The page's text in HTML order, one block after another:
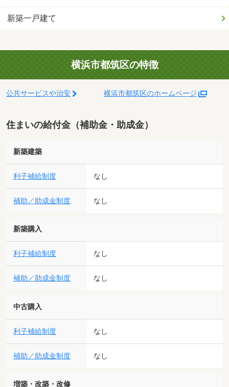
新築一戸建て
横浜市都筑区の特徴
公共サービスや治安 横浜市都筑区のホームページ
住まいの給付金（補助金・助成金）
新築建築
利子補給制度 なし
補助／助成金制度 なし
新築購入
利子補給制度 なし
補助／助成金制度 なし
中古購入
利子補給制度 なし
補助／助成金制度 なし
増築・改築・改修